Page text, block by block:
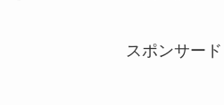
スポンサー